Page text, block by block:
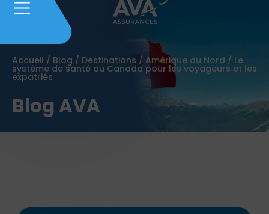
Accueil / Blog / Destinations / Amérique du Nord / Le
système de santé au Canada pour les voyageurs et les
expatriés
Blog AVA